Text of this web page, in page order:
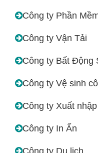
Công ty Phần
Công ty Vận Tải
Công ty Bất Động
Công ty Vệ sinh
Công ty Xuất
Công ty In Ấn
Công ty Du lịch